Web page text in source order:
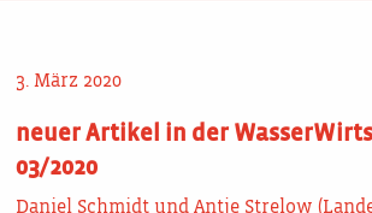
3. März 2020
neuer Artikel in der
03/2020
Daniel Schmidt und Antje Strelow